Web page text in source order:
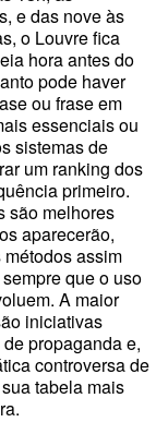
e das nove às
o Louvre fica
hora antes do
pode haver
ou frase em
essenciais ou
sistemas de
um ranking dos
primeiro.
são melhores
aparecerão,
assim
que o uso
A maior
iniciativas
propaganda e,
controversa de
tabela mais